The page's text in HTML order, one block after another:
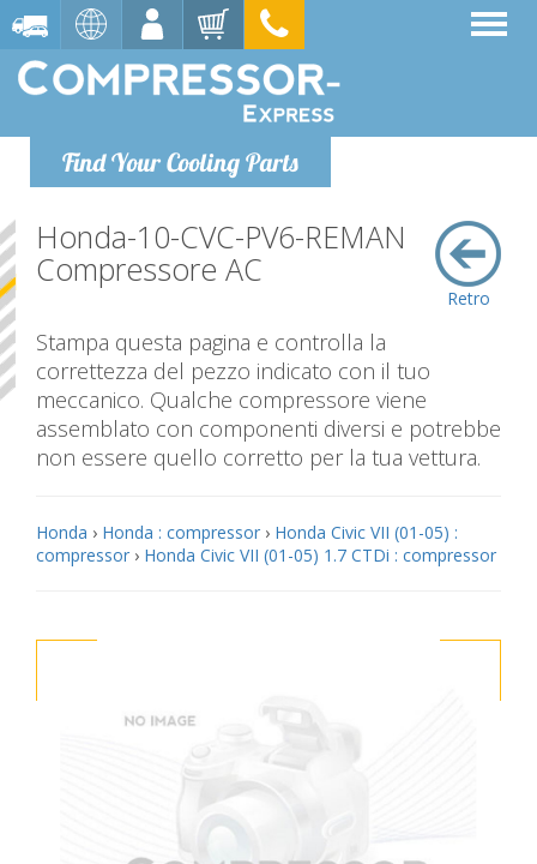
Find Your Cooling Parts
Retro
Honda-10-CVC-PV6-REMAN
Compressore AC
Stampa questa pagina e controlla la
correttezza del pezzo indicato con il tuo
meccanico. Qualche compressore viene
assemblato con componenti diversi e potrebbe
non essere quello corretto per la tua vettura.
Honda › Honda : compressor › Honda Civic VII (01-05) :
compressor › Honda Civic VII (01-05) 1.7 CTDi : compressor